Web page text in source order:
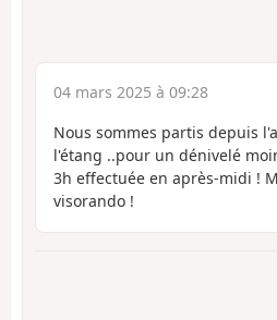
04 mars 2025 à 09:28
Nous sommes partis depuis
l'étang ..pour un dénivelé
3h effectuée en après-midi !
visorando !